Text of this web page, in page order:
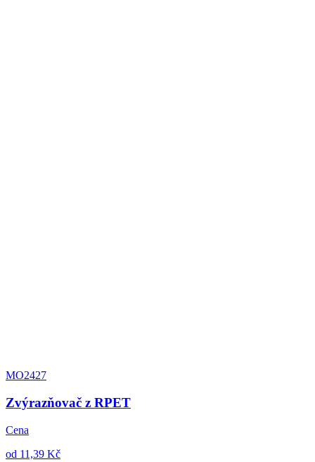
MO2427
Zvýrazňovač z RPET
Cena
od 11,39 Kč